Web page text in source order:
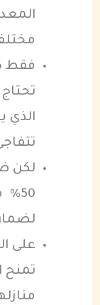
فقط
الذي
لكن
على
تمنح